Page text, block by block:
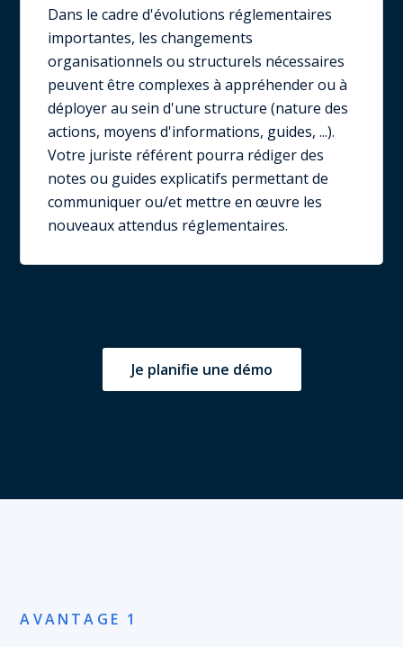
Dans le cadre d'évolutions réglementaires
importantes, les changements
organisationnels ou structurels nécessaires
peuvent être complexes à appréhender ou à
déployer au sein d'une structure (nature des
actions, moyens d'informations, guides, ...).
Votre juriste référent pourra rédiger des
notes ou guides explicatifs permettant de
communiquer ou/et mettre en œuvre les
nouveaux attendus réglementaires.
Je planifie une démo
AVANTAGE 1